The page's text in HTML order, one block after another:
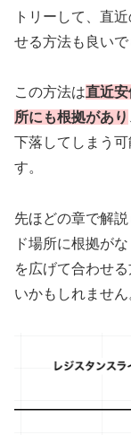
トリーして、直
せる方法も良いで
この方法は直近
所にも根拠があり
下落してしまう
す。
先ほどの章で解
ド場所に根拠が
を広げて合わせ
いかもしれません